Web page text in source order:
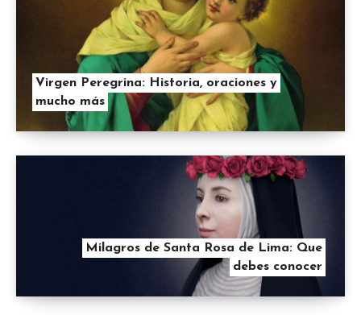
Virgen Peregrina: Historia, oraciones y
mucho más
Milagros de Santa Rosa de Lima: Que
debes conocer